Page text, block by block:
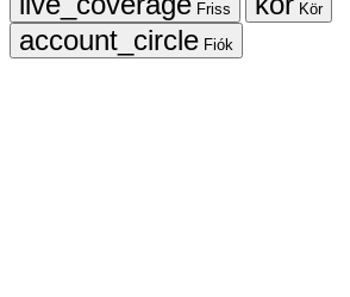
Friss
Kör
Fiók